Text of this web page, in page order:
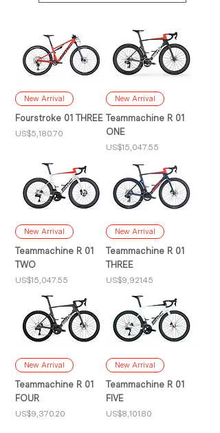
New Arrival
Fourstroke 01 THREE
Precio
US$5,180.70
New Arrival
Teammachine R 01
ONE
Precio
US$15,047.55
New Arrival
Teammachine R 01
TWO
Precio
US$15,047.55
New Arrival
Teammachine R 01
THREE
Precio
US$9,921.45
New Arrival
Teammachine R 01
FOUR
Precio
US$9,370.20
New Arrival
Teammachine R 01
FIVE
Precio
US$8,101.80